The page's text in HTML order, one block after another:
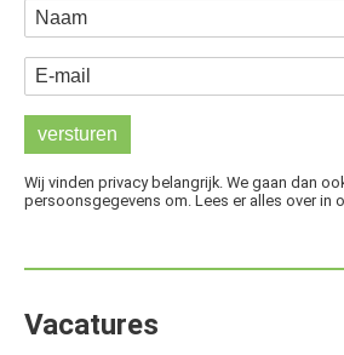
Naam
E-mail
Wij vinden privacy belangrijk. We gaan dan
persoonsgegevens om. Lees er alles over in
Vacatures